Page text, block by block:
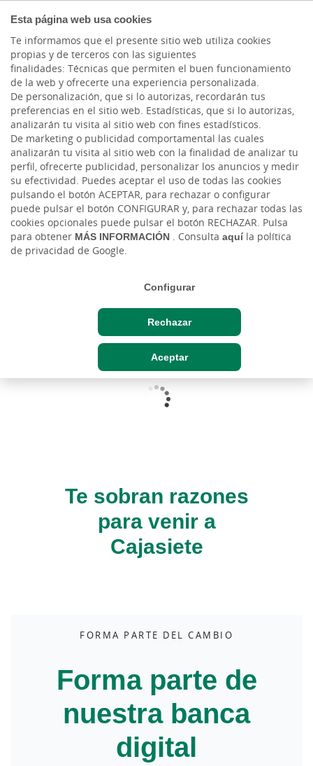
Esta página web usa cookies
Te informamos que el presente sitio web utiliza cookies
propias y de terceros con las siguientes
finalidades: Técnicas que permiten el buen funcionamiento
de la web y ofrecerte una experiencia personalizada.
De personalización, que si lo autorizas, recordarán tus
preferencias en el sitio web. Estadísticas, que si lo autorizas,
analizarán tu visita al sitio web con fines estadísticos.
De marketing o publicidad comportamental las cuales
analizarán tu visita al sitio web con la finalidad de analizar tu
perfil, ofrecerte publicidad, personalizar los anuncios y medir
su efectividad. Puedes aceptar el uso de todas las cookies
pulsando el botón ACEPTAR, para rechazar o configurar
puede pulsar el botón CONFIGURAR y, para rechazar todas las
cookies opcionales puede pulsar el botón RECHAZAR. Pulsa
para obtener MÁS INFORMACIÓN . Consulta aquíla política
de privacidad de Google.
Configurar
Rechazar
Aceptar
Cargando contenido, por favor espere...
Cargando contenido, por favor espere...
Cargando contenido, por favor espere...
Te sobran razones
para venir a
Cajasiete
FORMA PARTE DEL CAMBIO
Forma parte de
nuestra banca
digital